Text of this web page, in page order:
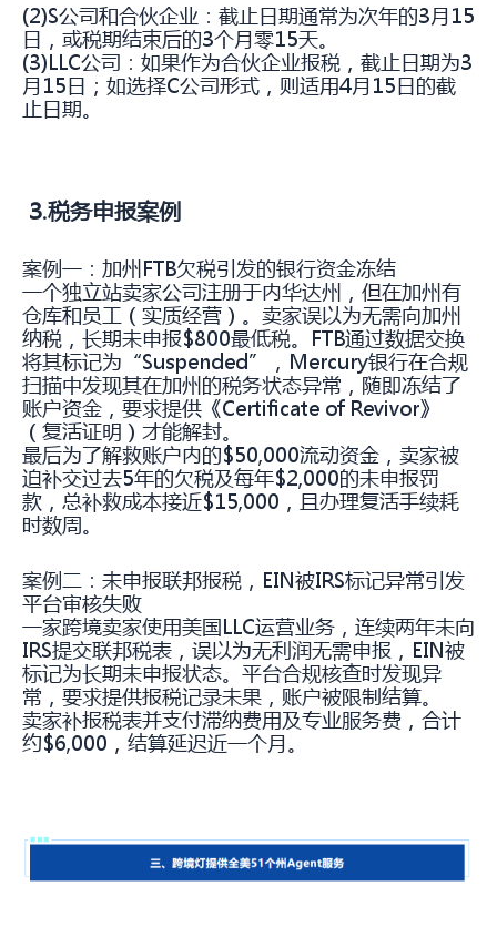
(2)S公司和合伙企业：截止日期通常为次年的3月15
日，或税期结束后的3个月零15天。
(3)LLC公司：如果作为合伙企业报税，截止日期为3
月15日；如选择C公司形式，则适用4月15日的截
止日期。
3.税务申报案例
案例一：加州FTB欠税引发的银行资金冻结
一个独立站卖家公司注册于内华达州，但在加州有
仓库和员工（实质经营）。卖家误以为无需向加州
纳税，长期未申报$800最低税。FTB通过数据交换
将其标记为“Suspended”，Mercury银行在合规
扫描中发现其在加州的税务状态异常，随即冻结了
账户资金，要求提供《Certificate of Revivor》
（复活证明）才能解封。
最后为了解救账户内的$50,000流动资金，卖家被
迫补交过去5年的欠税及每年$2,000的未申报罚
款，总补救成本接近$15,000，且办理复活手续耗
时数周。
案例二：未申报联邦报税，EIN被IRS标记异常引发
平台审核失败
一家跨境卖家使用美国LLC运营业务，连续两年未向
IRS提交联邦税表，误以为无利润无需申报，EIN被
标记为长期未申报状态。平台合规核查时发现异
常，要求提供报税记录未果，账户被限制结算。
卖家补报税表并支付滞纳费用及专业服务费，合计
约$6,000，结算延迟近一个月。